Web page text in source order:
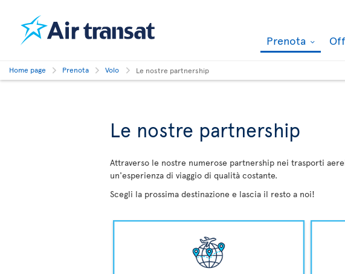
Prenota
Home page Prenota Volo Le nostre partnership
Le nostre partnership
Attraverso le nostre numerose partnership nei trasporti
un'esperienza di viaggio di qualità costante.
Scegli la prossima destinazione e lascia il resto a noi!